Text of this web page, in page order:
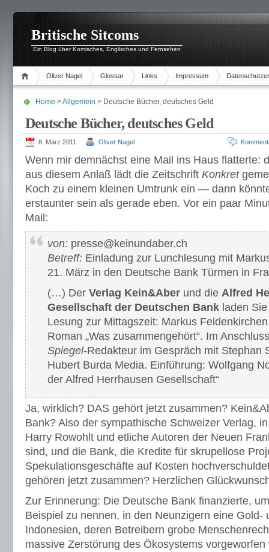
Britische Sitcoms
Ein Blog über Komisches, Englisches und Fernsehen
Oliver Nagel Glossar Links Impressum
Home >Allgemein > Deutsche Bücher, deutsches Geld
Deutsche Bücher, deutsches Geld
8. März 2011 Oliver Nagel
Wenn mir demnächst eine Mail ins Haus flatterte:
aus diesem Anlaß lädt die Zeitschrift Konkret
Koch zu einem kleinen Umtrunk ein — dann
erstaunter sein als gerade eben. Vor ein paar
Mail:
von: presse@keinundaber.ch
Betreff: Einladung zur Lunchlesung mit
21. März in den Deutsche Bank Türmen in
(…) Der Verlag Kein&Aber und die Alfred
Gesellschaft der Deutschen Bank laden
Lesung zur Mittagszeit: Markus
Roman „Was zusammengehört“. Im
Spiegel-Redakteur im Gespräch mit Stephan
Hubert Burda Media. Einführung: Wolfgang
der Alfred Herrhausen Gesellschaft“
Ja, wirklich? DAS gehört jetzt zusammen?
Bank? Also der sympathische Schweizer Verlag,
Harry Rowohlt und etliche Autoren der Neuen
sind, und die Bank, die Kredite für skrupellose
Spekulationsgeschäfte auf Kosten
gehören jetzt zusammen? Herzlichen
Zur Erinnerung: Die Deutsche Bank finanzierte,
Beispiel zu nennen, in den Neunzigern eine Gold-
Indonesien, deren Betreibern grobe
massive Zerstörung des Ökosystems